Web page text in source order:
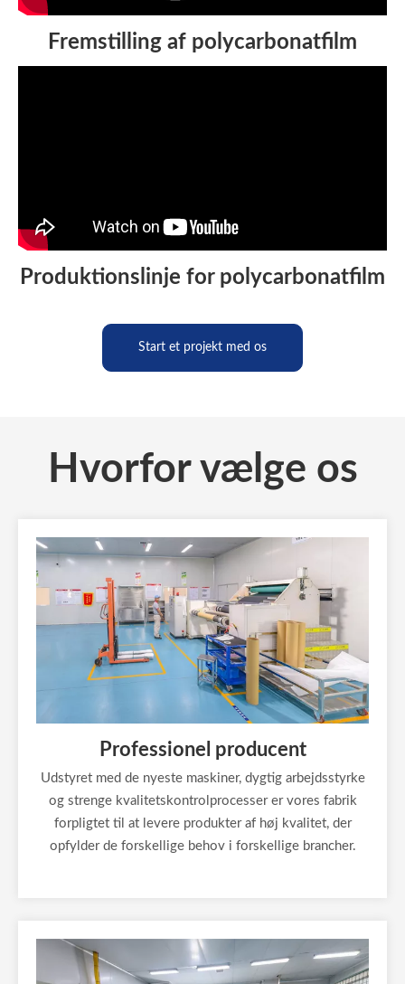
Fremstilling af polycarbonatfilm
Produktionslinje for polycarbonatfilm
Start et projekt med os
Hvorfor vælge os
Professionel producent
Udstyret med de nyeste maskiner, dygtig arbejdsstyrke
og strenge kvalitetskontrolprocesser er vores fabrik
forpligtet til at levere produkter af høj kvalitet, der
opfylder de forskellige behov i forskellige brancher.